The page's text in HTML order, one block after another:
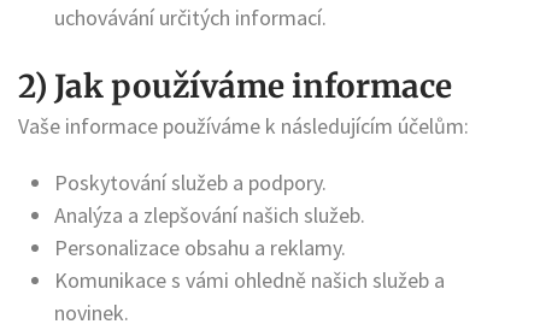
uchovávání určitých informací.
2) Jak používáme informace
Vaše informace používáme k následujícím účelům:
Poskytování služeb a podpory.
Analýza a zlepšování našich služeb.
Personalizace obsahu a reklamy.
Komunikace s vámi ohledně našich služeb a
novinek.